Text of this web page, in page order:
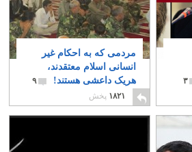
۳
مردمی که به احکام غیر
انسانی اسلام معتقدند،
هریک داعشی هستند!
۹
۱۸۲۱ پخش